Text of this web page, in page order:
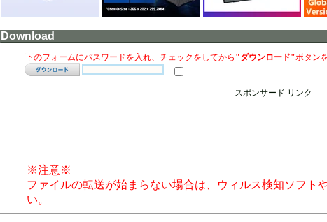
Download
下のフォームにパスワードを入れ、チェックをしてから "ダウンロード"ボタン
スポンサード リンク
※注意※
ファイルの転送が始まらない場合は、ウィルス検知ソフト
い。